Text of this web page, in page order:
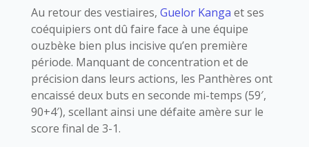
Au retour des vestiaires, Guelor Kanga et ses
coéquipiers ont dû faire face à une équipe
ouzbèke bien plus incisive qu’en première
période. Manquant de concentration et de
précision dans leurs actions, les Panthères ont
encaissé deux buts en seconde mi-temps (59′,
90+4′), scellant ainsi une défaite amère sur le
score final de 3-1.